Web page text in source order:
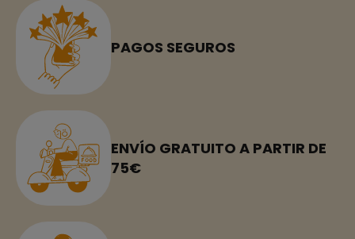
PAGOS SEGUROS
ENVÍO GRATUITO A PARTIR DE
75€